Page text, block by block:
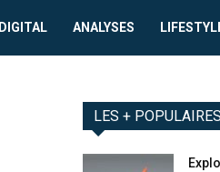
DIGITAL ANALYSES
LES + POPULAIRES